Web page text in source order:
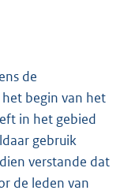
de
begin van het
in het gebied
gebruik
verstande dat
de leden van